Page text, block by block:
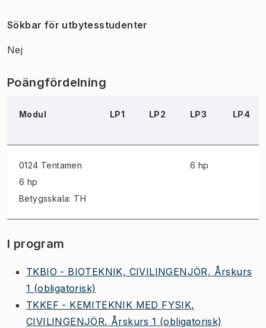
Sökbar för utbytesstudenter
Nej
Poängfördelning
Modul LP1 LP2 LP3 LP4
0124 Tentamen
6 hp
Betygsskala: TH
6 hp
I program
TKBIO - BIOTEKNIK, CIVILINGENJÖR, Årskurs
1 (obligatorisk)
TKKEF - KEMITEKNIK MED FYSIK,
CIVILINGENJÖR, Årskurs 1 (obligatorisk)